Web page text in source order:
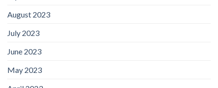
August 2023
July 2023
June 2023
May 2023